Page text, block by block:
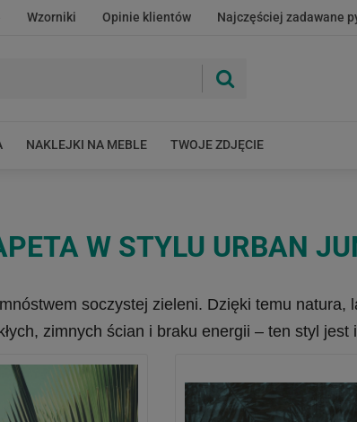
Wzorniki Opinie klientów Najczęściej zadawane
NAKLEJKI NA MEBLE TWOJE ZDJĘCIE
W STYLU URBAN
soczystej zieleni. Dzięki temu natura,
zimnych ścian i braku energii – ten styl jest